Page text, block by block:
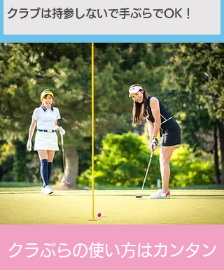
クラブは持参しないで手ぶらでOK！
​クラぶらの使い方はカンタン